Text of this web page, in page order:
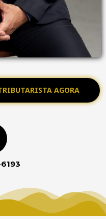
AGORA